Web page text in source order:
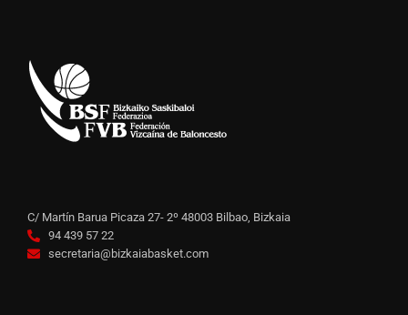
C/ Martín Barua Picaza 27- 2º 48003 Bilbao, Bizkaia
94 439 57 22
secretaria@bizkaiabasket.com